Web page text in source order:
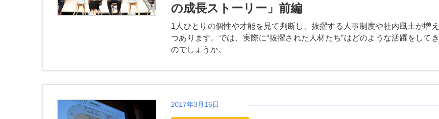
の成長ストーリー」前編
1人ひとりの個性や才能を見て判断し、抜擢する人事制度や社内風土が増
つあります。では、実際に“抜擢された人材たち”はどのような活躍をして
のでしょうか。
2017年3月16日